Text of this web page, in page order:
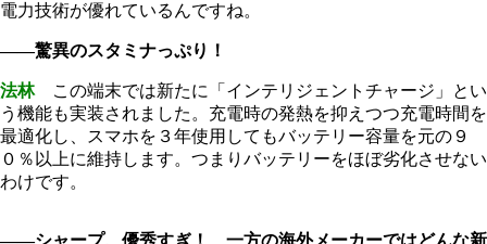
電力技術が優れているんですね。
――驚異のスタミナっぷり！
法林この端末では新たに「インテリジェントチャージ」とい
う機能も実装されました。充電時の発熱を抑えつつ充電時間を
最適化し、スマホを３年使用してもバッテリー容量を元の９
０％以上に維持します。つまりバッテリーをほぼ劣化させない
わけです。